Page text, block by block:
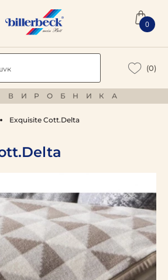
0
(0)
ВИРОБНИКА
Exquisite Cott.Delta